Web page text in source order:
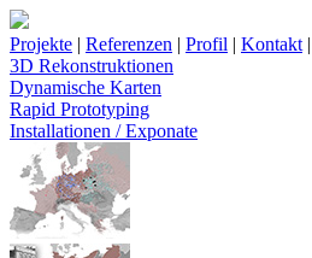
Projekte | Referenzen | Profil | Kontakt |
3D Rekonstruktionen
Dynamische Karten
Rapid Prototyping
Installationen / Exponate